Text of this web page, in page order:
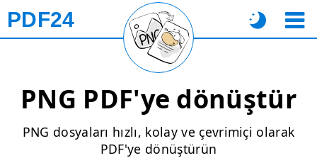
PDF24
PNG PDF'ye dönüştür
PNG dosyaları hızlı, kolay ve çevrimiçi olarak
PDF'ye dönüştürün